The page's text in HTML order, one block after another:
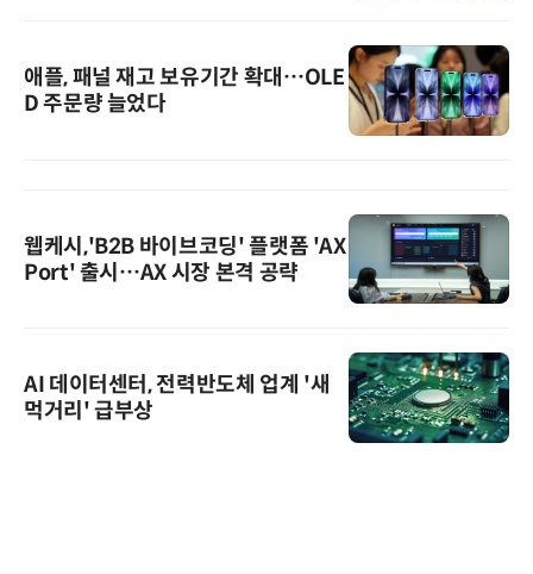
애플, 패널 재고 보유기간 확대…OLE
D 주문량 늘었다
웹케시,'B2B 바이브코딩' 플랫폼 'AX
Port' 출시…AX 시장 본격 공략
AI 데이터센터, 전력반도체 업계 '새
먹거리' 급부상